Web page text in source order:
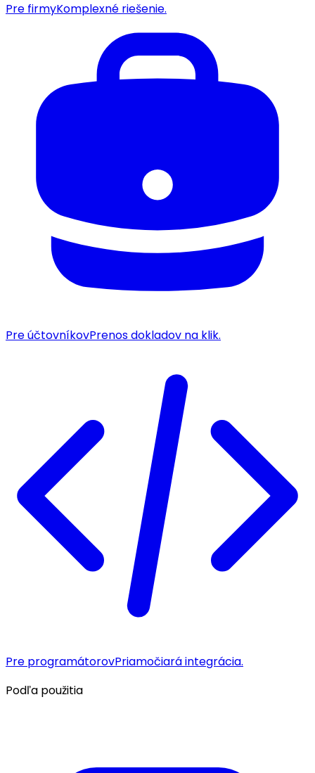
Pre firmyKomplexné riešenie.
Pre účtovníkovPrenos dokladov na klik.
Pre programátorovPriamočiará integrácia.
Podľa použitia